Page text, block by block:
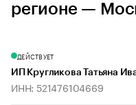
регионе —
ДЕЙСТВУЕТ
ИП Кругликова Татьяна
ИНН: 521476104669